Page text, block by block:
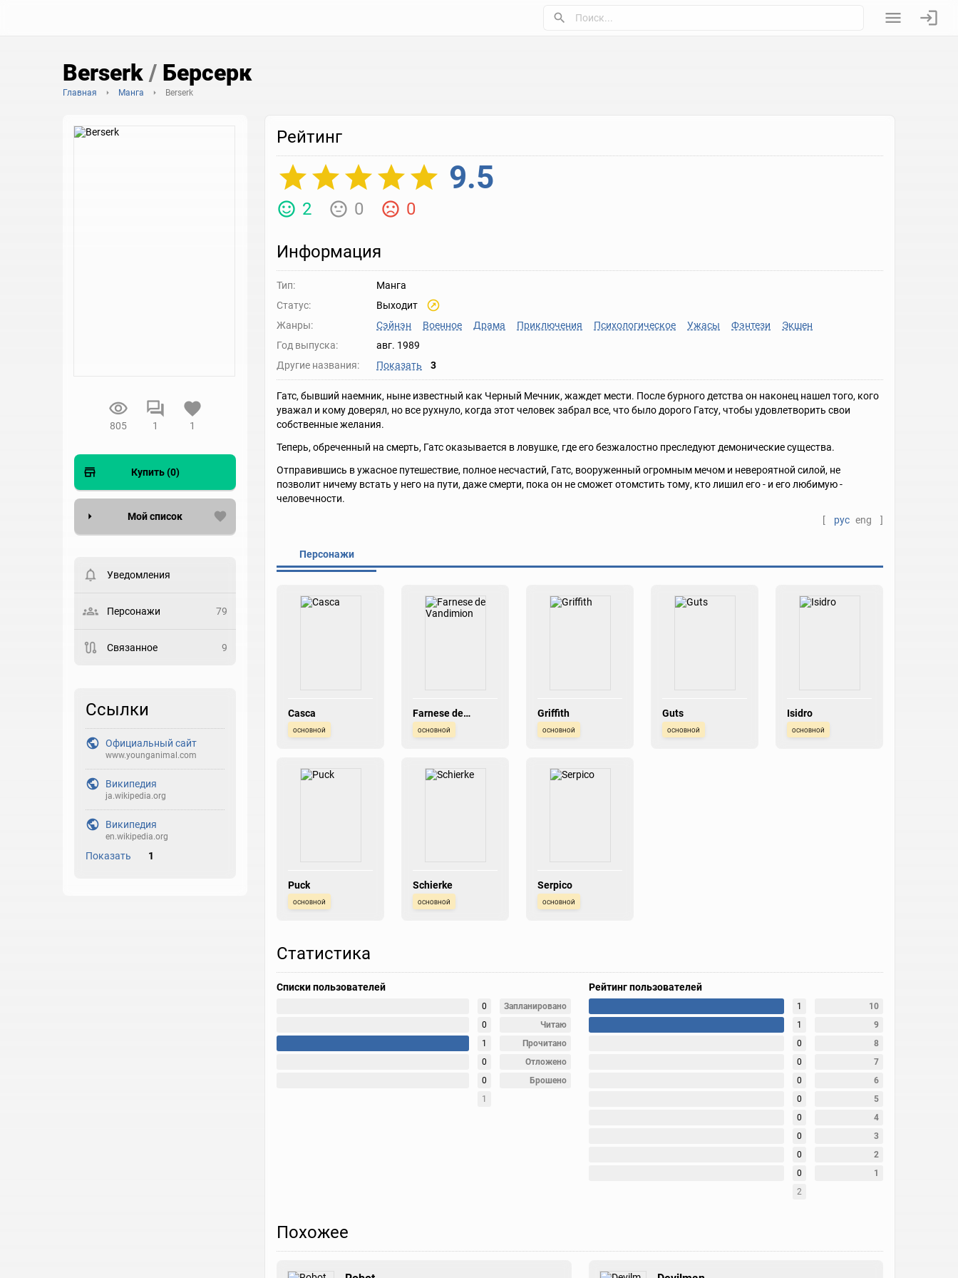
Berserk / Берсерк
Главная Манга Berserk
805 1 1
Купить (0)
Мой список
пользователи. Хотите
Статус
Закладка
Рейтинг
Реакция
Выберите реакцию
Уведомления
Персонажи 79
Связанное 9
Ссылки
Официальный сайт
www.younganimal.com
Википедия
ja.wikipedia.org
Википедия
en.wikipedia.org
Показать 1
Рейтинг
9.5
2 0 0
Информация
Тип:
Манга
Статус:
Выходит
Жанры:
Сэйнэн Военное Драма Приключения Психологическое Ужасы Фэнтези
Экшен
Год выпуска:
авг. 1989
Другие названия:
Показать 3
Гатс, бывший наемник, ныне известный как Черный Мечник, жаждет мести. После бурного детства он наконец нашел того, кого
уважал и кому доверял, но все рухнуло, когда этот человек забрал все, что было дорого Гатсу, чтобы удовлетворить свои
собственные желания.
Теперь, обреченный на смерть, Гатс оказывается в ловушке, где его безжалостно преследуют демонические существа.
Отправившись в ужасное путешествие, полное несчастий, Гатс, вооруженный огромным мечом и невероятной силой, не
позволит ничему встать у него на пути, даже смерти, пока он не сможет отомстить тому, кто лишил его - и его любимую -
человечности.
[
рус eng ]
Персонажи
Casca
основной
Farnese de
Vandimion
основной
Griffith
основной
Guts
основной
Isidro
основной
Puck
основной
Schierke
основной
Serpico
основной
Статистика
Списки пользователей
0
Запланировано
0
Читаю
1
Прочитано
0
Отложено
0
Брошено
1
Рейтинг пользователей
1
10
1
9
0
8
0
7
0
6
0
5
0
4
0
3
0
2
0
1
2
Похожее